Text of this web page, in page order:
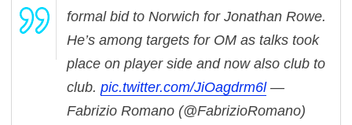
formal bid to Norwich for Jonathan Rowe.
He’s among targets for OM as talks took
place on player side and now also club to
club. pic.twitter.com/JiOagdrm6l —
Fabrizio Romano (@FabrizioRomano)